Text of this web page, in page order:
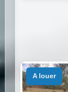
a louer